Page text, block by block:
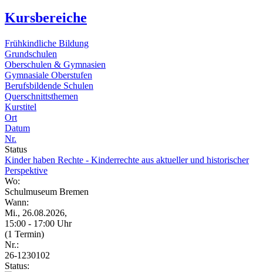
Kursbereiche
Frühkindliche Bildung
Grundschulen
Oberschulen & Gymnasien
Gymnasiale Oberstufen
Berufsbildende Schulen
Querschnittsthemen
Kurstitel
Ort
Datum
Nr.
Status
Kinder haben Rechte - Kinderrechte aus aktueller und historischer
Perspektive
Wo:
Schulmuseum Bremen
Wann:
Mi., 26.08.2026,
15:00 - 17:00 Uhr
(1 Termin)
Nr.:
26-1230102
Status: